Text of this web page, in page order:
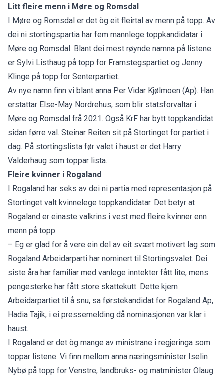
Litt fleire menn i Møre og Romsdal
I Møre og Romsdal er det òg eit fleirtal av menn på topp. Av
dei ni stortingspartia har fem mannlege toppkandidatar i
Møre og Romsdal. Blant dei mest røynde namna på listene
er Sylvi Listhaug på topp for Framstegspartiet og Jenny
Klinge på topp for Senterpartiet.
Av nye namn finn vi blant anna Per Vidar Kjølmoen (Ap). Han
erstattar Else-May Nordrehus, som blir statsforvaltar i
Møre og Romsdal frå 2021. Også KrF har bytt toppkandidat
sidan førre val. Steinar Reiten sit på Stortinget for partiet i
dag. På stortingslista før valet i haust er det Harry
Valderhaug som toppar lista.
Fleire kvinner i Rogaland
I Rogaland har seks av dei ni partia med representasjon på
Stortinget valt kvinnelege toppkandidatar. Det betyr at
Rogaland er einaste valkrins i vest med fleire kvinner enn
menn på topp.
– Eg er glad for å vere ein del av eit svært motivert lag som
Rogaland Arbeidarparti har nominert til Stortingsvalet. Dei
siste åra har familiar med vanlege inntekter fått lite, mens
pengesterke har fått store skattekutt. Dette kjem
Arbeidarpartiet til å snu, sa førstekandidat for Rogaland Ap,
Hadia Tajik, i ei pressemelding då nominasjonen var klar i
haust.
I Rogaland er det òg mange av ministrane i regjeringa som
toppar listene. Vi finn mellom anna næringsminister Iselin
Nybø på topp for Venstre, landbruks- og matminister Olaug